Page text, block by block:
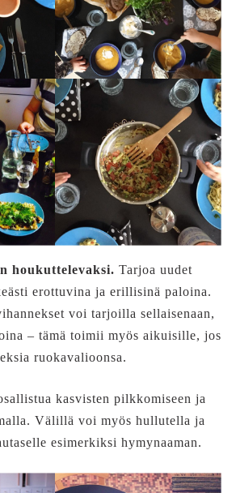
houkuttelevaksi. Tarjoa uudet
erottuvina ja erillisinä paloina.
voi tarjoilla sellaisenaan,
– tämä toimii myös aikuisille, jos
ruokavalioonsa.
kasvisten pilkkomiseen ja
Välillä voi myös hullutella ja
esimerkiksi hymynaaman.